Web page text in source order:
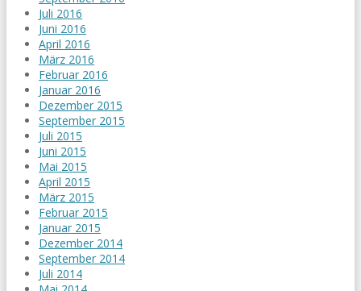
Juli 2016
Juni 2016
April 2016
März 2016
Februar 2016
Januar 2016
Dezember 2015
September 2015
Juli 2015
Juni 2015
Mai 2015
April 2015
März 2015
Februar 2015
Januar 2015
Dezember 2014
September 2014
Juli 2014